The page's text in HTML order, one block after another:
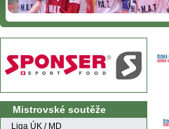
Mistrovské soutěže
Liga ÚK / MD